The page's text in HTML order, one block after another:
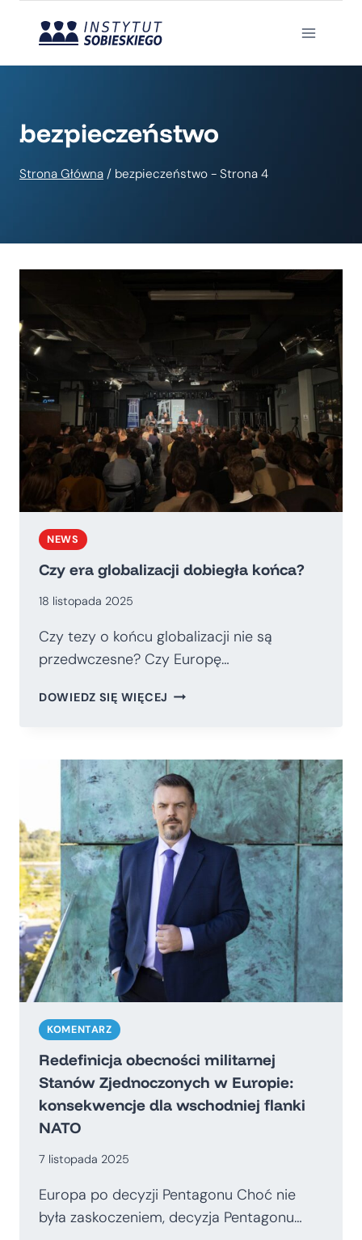
bezpieczeństwo
Strona Główna / bezpieczeństwo - Strona 4
NEWS
Czy era globalizacji dobiegła końca?
18 listopada 2025
Czy tezy o końcu globalizacji nie są
przedwczesne? Czy Europę…
DOWIEDZ SIĘ WIĘCEJ CZY
KOŃCA?
KOMENTARZ
Redefinicja obecności militarnej
Stanów Zjednoczonych w Europie:
konsekwencje dla wschodniej flanki
NATO
7 listopada 2025
Europa po decyzji Pentagonu Choć nie
była zaskoczeniem, decyzja Pentagonu…